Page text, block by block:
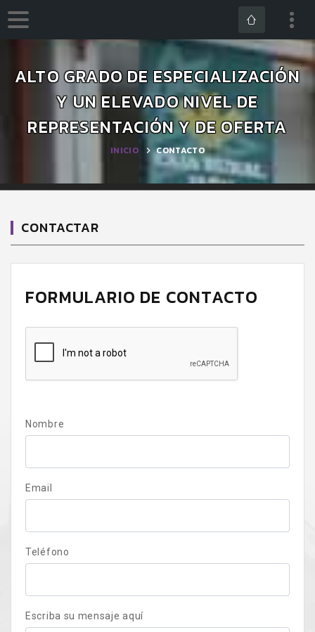
ALTO GRADO DE ESPECIALIZACIÓN
Y UN ELEVADO NIVEL DE
REPRESENTACIÓN Y DE OFERTA
INICIO CONTACTO
CONTACTAR
FORMULARIO DE CONTACTO
Nombre
Email
Teléfono
Escriba su mensaje aquí